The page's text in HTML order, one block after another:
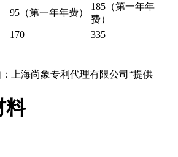
95（第一年年费）
185（第一年年
费）
170
335
上海尚象专利代理有限公司“提供
料